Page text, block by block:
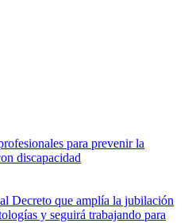
para prevenir la
discapacidad
Decreto que amplía la jubilación
y seguirá trabajando para